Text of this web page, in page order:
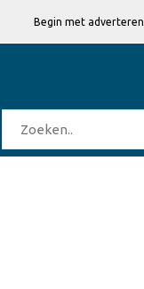
Begin met adverteren